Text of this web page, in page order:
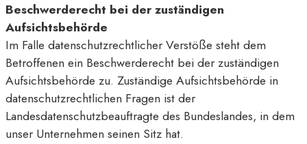
Beschwerderecht bei der zuständigen
Aufsichtsbehörde
Im Falle datenschutzrechtlicher Verstöße steht dem
Betroffenen ein Beschwerderecht bei der zuständigen
Aufsichtsbehörde zu. Zuständige Aufsichtsbehörde in
datenschutzrechtlichen Fragen ist der
Landesdatenschutzbeauftragte des Bundeslandes, in dem
unser Unternehmen seinen Sitz hat.